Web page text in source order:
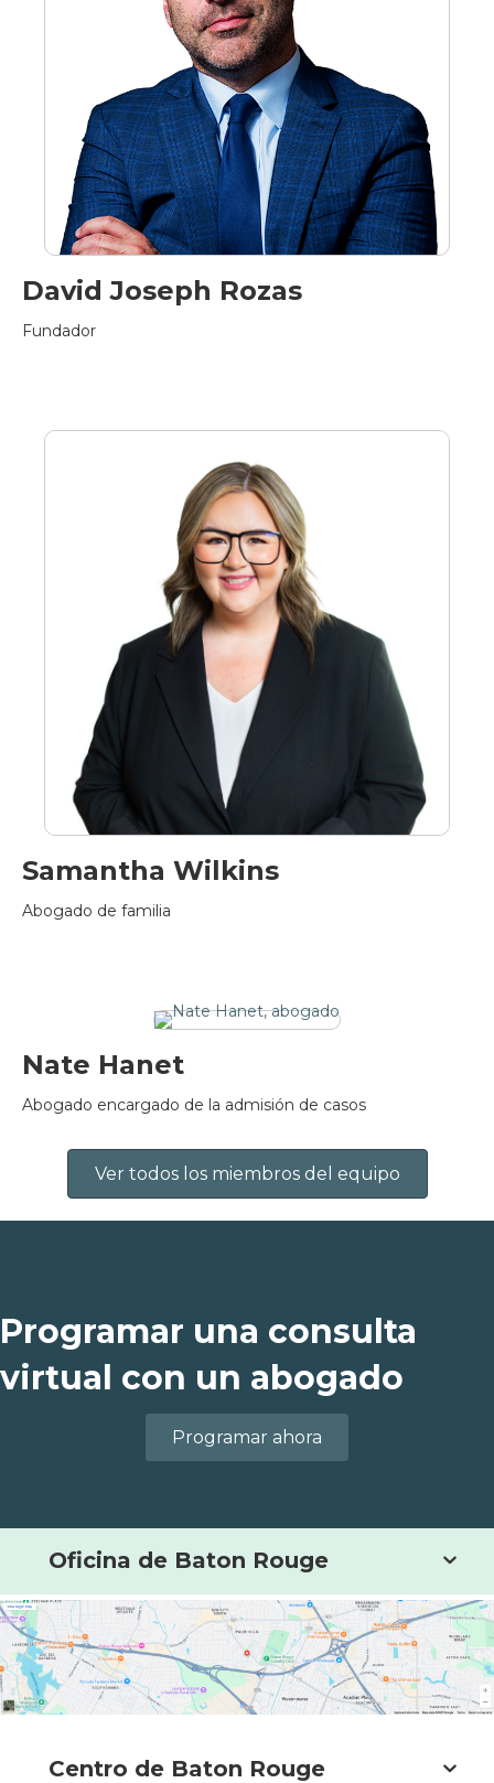
David Joseph Rozas
Fundador
Samantha Wilkins
Abogado de familia
Nate Hanet
Abogado encargado de la admisión de casos
Ver todos los miembros del equipo
Programar una consulta
virtual con un abogado
Programar ahora
Oficina de Baton Rouge
Centro de Baton Rouge